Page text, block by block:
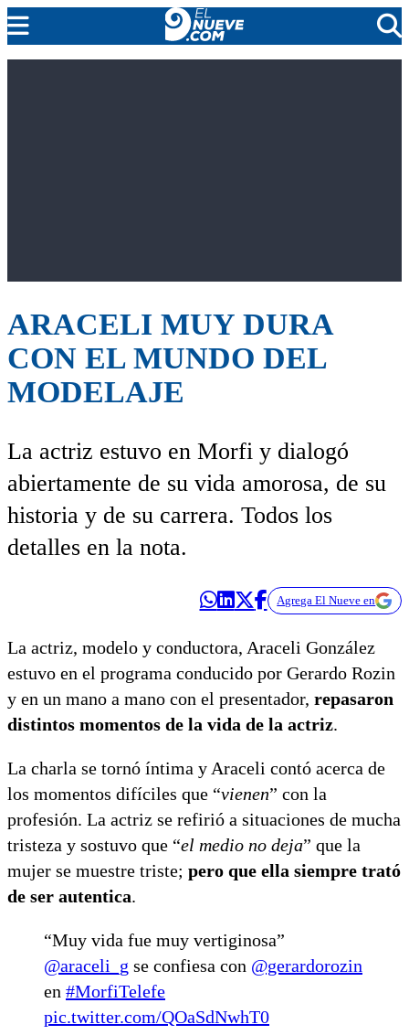
ARACELI MUY DURA
CON EL MUNDO DEL
MODELAJE
La actriz estuvo en Morfi y dialogó
abiertamente de su vida amorosa, de su
historia y de su carrera. Todos los
detalles en la nota.
Agrega El Nueve en
La actriz, modelo y conductora, Araceli González
estuvo en el programa conducido por Gerardo Rozin
y en un mano a mano con el presentador, repasaron
distintos momentos de la vida de la actriz.
La charla se tornó íntima y Araceli contó acerca de
los momentos difíciles que “vienen” con la
profesión. La actriz se refirió a situaciones de mucha
tristeza y sostuvo que “el medio no deja” que la
mujer se muestre triste; pero que ella siempre trató
de ser autentica.
“Muy vida fue muy vertiginosa”
@araceli_g se confiesa con @gerardorozin
en #MorfiTelefe
pic.twitter.com/QOaSdNwhT0